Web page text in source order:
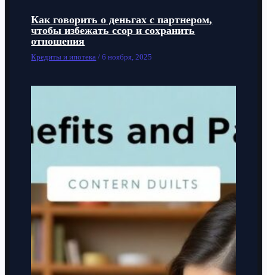
Как говорить о деньгах с партнером,
чтобы избежать ссор и сохранить
отношения
Кредиты и ипотека /6 ноября, 2025